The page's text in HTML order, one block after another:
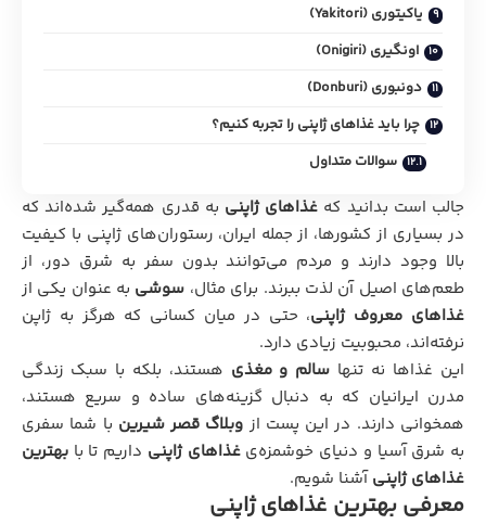
یاکیتوری (Yakitori)
اونگیری (Onigiri)
دونبوری (Donburi)
چرا باید غذاهای ژاپنی را تجربه کنیم؟
سوالات متداول
جالب است بدانید که غذاهای ژاپنی به قدری همه‌گیر شده‌اند که
در بسیاری از کشورها، از جمله ایران، رستوران‌های ژاپنی با کیفیت
بالا وجود دارند و مردم می‌توانند بدون سفر به شرق دور، از
طعم‌های اصیل آن لذت ببرند. برای مثال، سوشی به عنوان یکی از
غذاهای معروف ژاپنی، حتی در میان کسانی که هرگز به ژاپن
نرفته‌اند، محبوبیت زیادی دارد.
این غذاها نه تنها سالم و مغذی هستند، بلکه با سبک زندگی
مدرن ایرانیان که به دنبال گزینه‌های ساده و سریع هستند،
همخوانی دارند. در این پست از وبلاگ قصر شیرین با شما سفری
به شرق آسیا و دنیای خوشمزه‌یغذاهای ژاپنی داریم تا با بهترین
غذاهای ژاپنیآشنا شویم.
معرفی بهترین غذاهای ژاپنی